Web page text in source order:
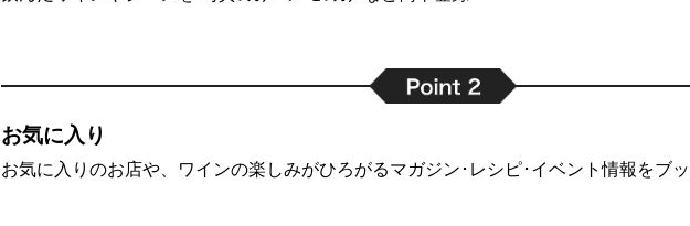
お気に入り
お気に入りのお店や、ワインの楽しみがひろがるマガジン･レシピ･イベント情報をブ